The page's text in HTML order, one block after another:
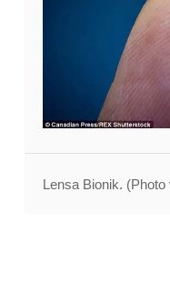
Lensa Bionik.